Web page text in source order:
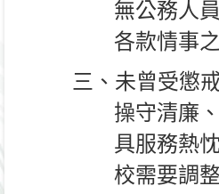
無公務人
各款情事
三、未曾受懲
操守清廉
具服務熱
校需要調整